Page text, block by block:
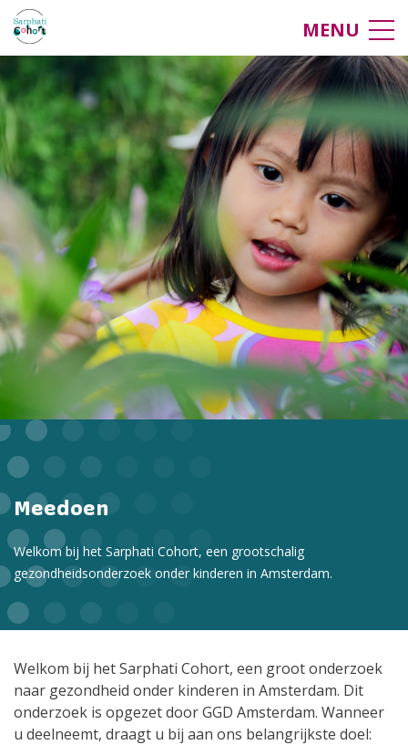
Meedoen MENU
Meedoen
Welkom bij het Sarphati Cohort, een grootschalig
gezondheidsonderzoek onder kinderen in Amsterdam.
Welkom bij het Sarphati Cohort, een groot onderzoek
naar gezondheid onder kinderen in Amsterdam. Dit
onderzoek is opgezet door GGD Amsterdam. Wanneer
u deelneemt, draagt u bij aan ons belangrijkste doel: